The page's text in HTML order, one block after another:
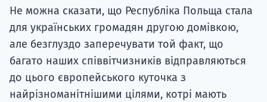
Не можна сказати, що Республіка Польща стала
для українських громадян другою домівкою,
але безглуздо заперечувати той факт, що
багато наших співвітчизників відправляються
до цього європейського куточка з
найрізноманітнішими цілями, котрі мають